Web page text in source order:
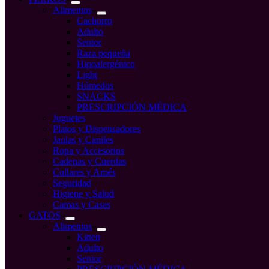
Alimentos
Cachorro
Adulto
Senior
Raza pequeña
Hipoalergénico
Light
Húmedos
SNACKS
PRESCRIPCIÓN MÉDICA
Juguetes
Platos y Dispensadores
Jaulas y Caniles
Ropa y Accesorios
Cadenas y Cuerdas
Collares y Arnés
Seguridad
Higiene y Salud
Camas y Casas
GATOS
Alimentos
Kitten
Adulto
Senior